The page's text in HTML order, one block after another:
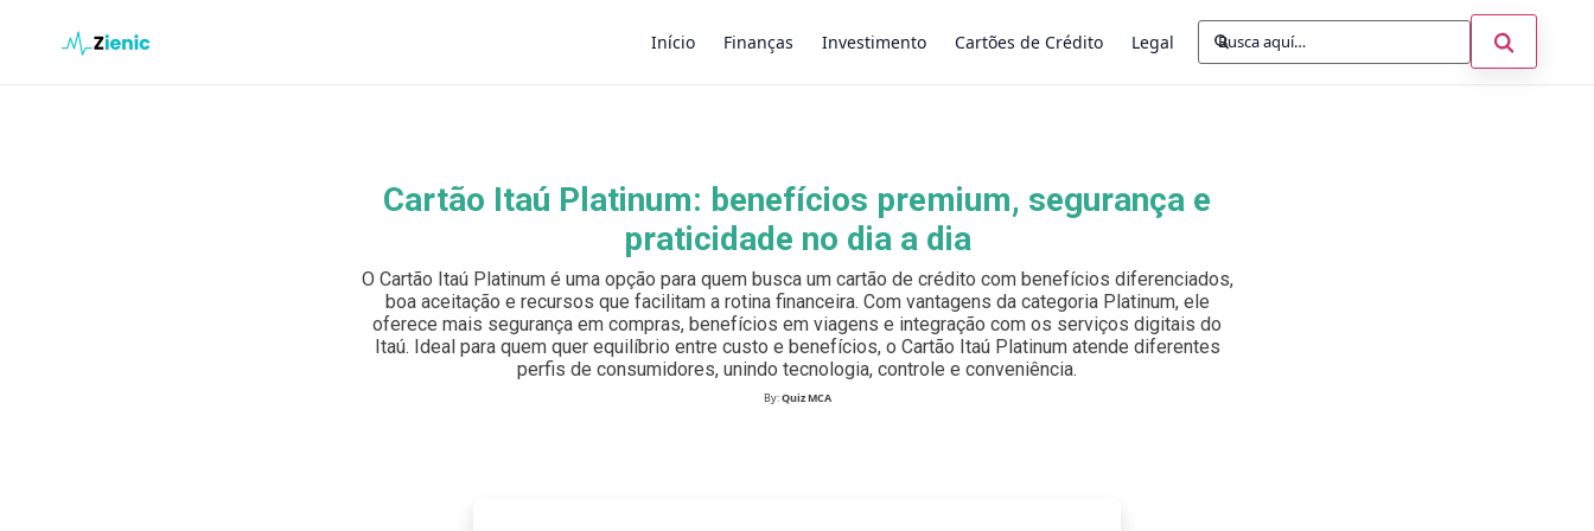
Início Finanças Investimento Cartões de Crédito Legal
Buscar: Abrir
Pulsa Enter para buscar o ESC para cerrar.
Cartão Itaú Platinum: benefícios premium, segurança e
praticidade no dia a dia
O Cartão Itaú Platinum é uma opção para quem busca um cartão de crédito com benefícios diferenciados,
boa aceitação e recursos que facilitam a rotina financeira. Com vantagens da categoria Platinum, ele
oferece mais segurança em compras, benefícios em viagens e integração com os serviços digitais do
Itaú. Ideal para quem quer equilíbrio entre custo e benefícios, o Cartão Itaú Platinum atende diferentes
perfis de consumidores, unindo tecnologia, controle e conveniência.
By:Quiz MCA